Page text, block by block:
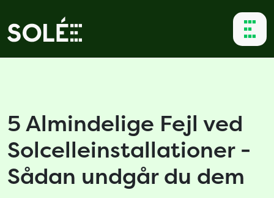
5 Almindelige Fejl ved
Solcelleinstallationer -
Sådan undgår du dem